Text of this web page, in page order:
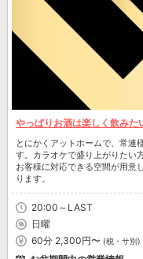
やっぱりお酒は楽しく飲み
とにかくアットホームで、常連
す。カラオケで盛り上がりたい
お客様に対応できる空間が用意
ります。
20:00～LAST
日曜
60分 2,300円〜 (税・サ別)